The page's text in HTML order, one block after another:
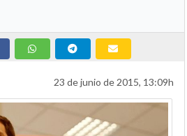
23 de junio de 2015, 13:09h